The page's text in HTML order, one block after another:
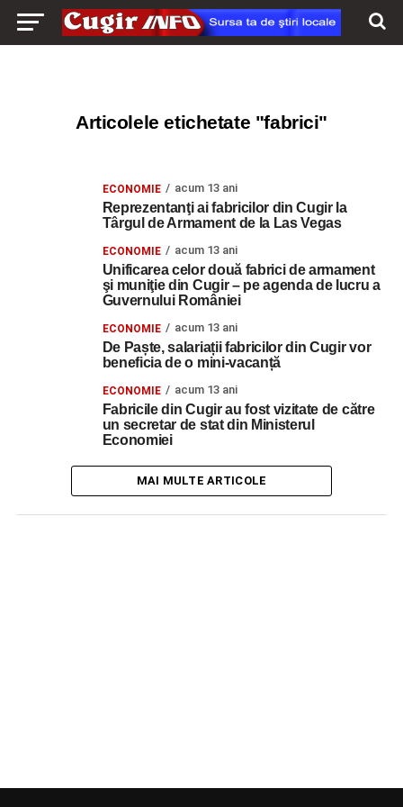
Articolele etichetate "fabrici"
ECONOMIE acum 13 ani
Reprezentanţi ai fabricilor din Cugir la
Târgul de Armament de la Las Vegas
ECONOMIE acum 13 ani
Unificarea celor două fabrici de armament
şi muniţie din Cugir – pe agenda de lucru a
Guvernului României
ECONOMIE acum 13 ani
De Paște, salariații fabricilor din Cugir vor
beneficia de o mini-vacanță
ECONOMIE acum 13 ani
Fabricile din Cugir au fost vizitate de către
un secretar de stat din Ministerul
Economiei
MAI MULTE ARTICOLE